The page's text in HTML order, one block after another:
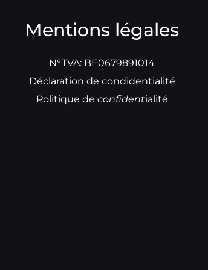
Mentions légales
N°TVA: BE0679891014
Déclaration de condidentialité
Politique de confidentialité